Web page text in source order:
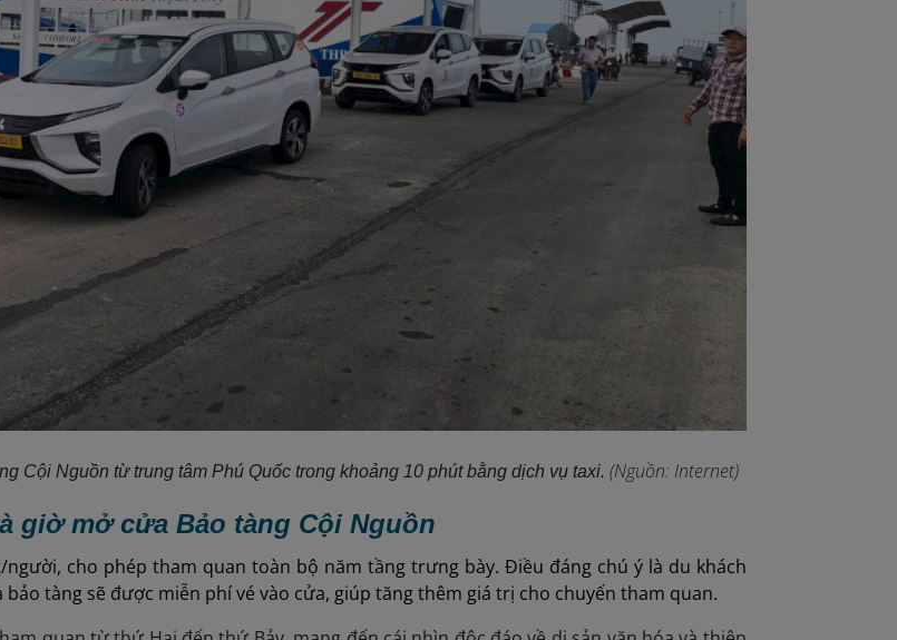
Cội Nguồn từ trung tâm Phú Quốc trong khoảng 10 phút bằng dịch vụ taxi. (Nguồn: Internet)
giờ mở cửa Bảo tàng Cội Nguồn
người, cho phép tham quan toàn bộ năm tầng trưng bày. Điều đáng chú ý là du khách
tàng sẽ được miễn phí vé vào cửa, giúp tăng thêm giá trị cho chuyến tham quan.